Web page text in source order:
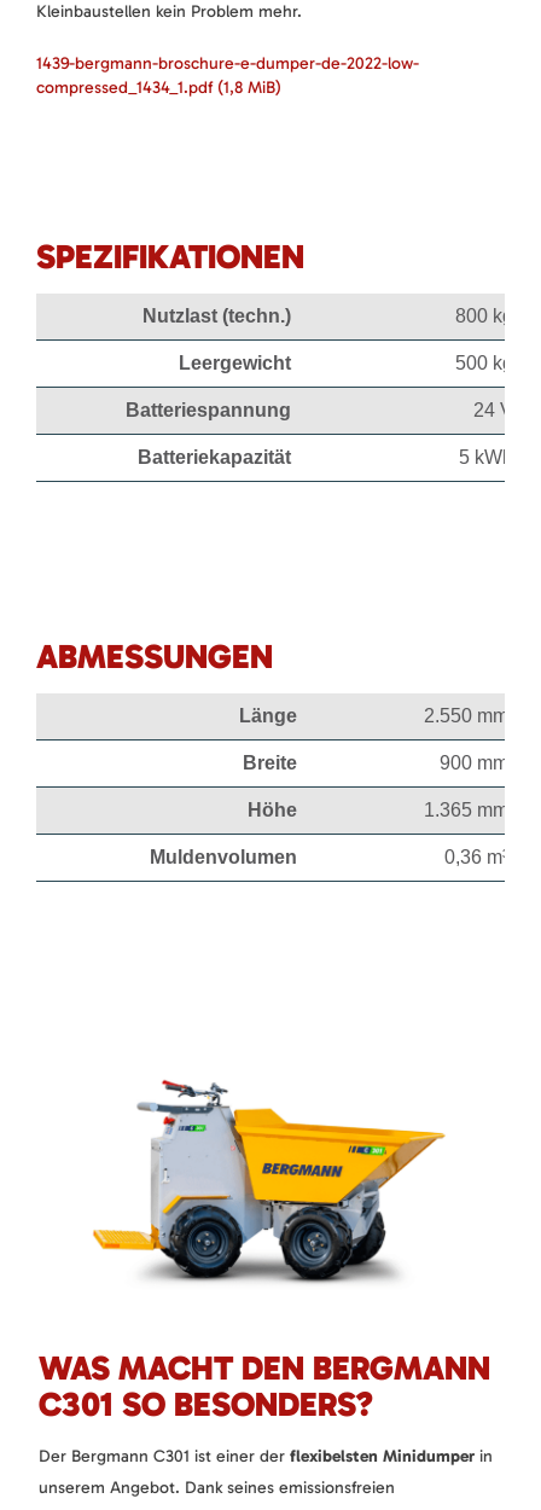
Kleinbaustellen kein Problem mehr.
1439-bergmann-broschure-e-dumper-de-2022-low-
compressed_1434_1.pdf (1,8 MiB)
SPEZIFIKATIONEN
Nutzlast (techn.) 800 kg
Leergewicht 500 kg
Batteriespannung 24 V
Batteriekapazität 5 kWh
ABMESSUNGEN
Länge 2.550 mm
Breite 900 mm
Höhe 1.365 mm
Muldenvolumen 0,36 m³
WAS MACHT DEN BERGMANN
C301 SO BESONDERS?
Der Bergmann C301 ist einer der flexibelsten Minidumper in
unserem Angebot. Dank seines emissionsfreien